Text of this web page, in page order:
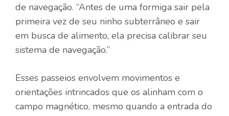
de navegação. “Antes de uma formiga sair pela
primeira vez de seu ninho subterrâneo e sair
em busca de alimento, ela precisa calibrar seu
sistema de navegação.”
Esses passeios envolvem movimentos e
orientações intrincados que os alinham com o
campo magnético, mesmo quando a entrada do